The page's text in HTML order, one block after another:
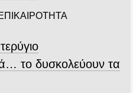
το δυσκολεύουν τα